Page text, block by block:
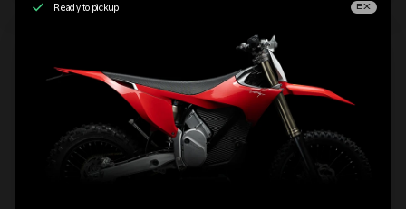
Ready to pickup EX